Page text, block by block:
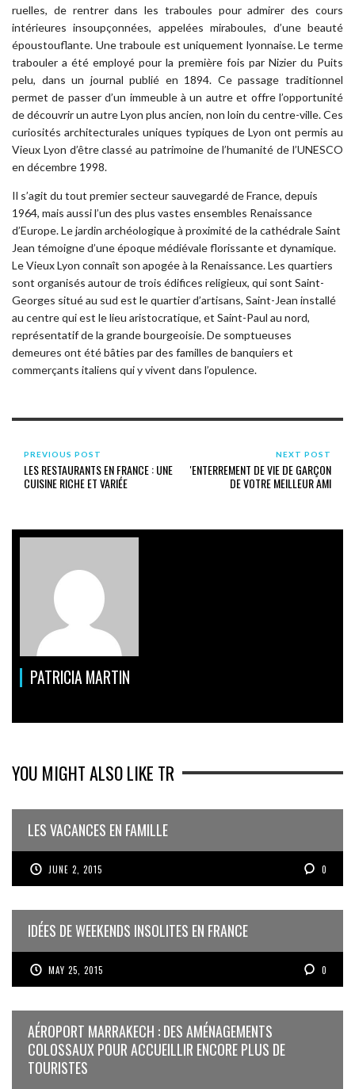
ruelles, de rentrer dans les traboules pour admirer des cours
intérieures insoupçonnées, appelées miraboules, d’une beauté
époustouflante. Une traboule est uniquement lyonnaise. Le terme
trabouler a été employé pour la première fois par Nizier du Puits
pelu, dans un journal publié en 1894. Ce passage traditionnel
permet de passer d’un immeuble à un autre et offre l’opportunité
de découvrir un autre Lyon plus ancien, non loin du centre-ville. Ces
curiosités architecturales uniques typiques de Lyon ont permis au
Vieux Lyon d’être classé au patrimoine de l’humanité de l’UNESCO
en décembre 1998.
Il s’agit du tout premier secteur sauvegardé de France, depuis
1964, mais aussi l’un des plus vastes ensembles Renaissance
d’Europe. Le jardin archéologique à proximité de la cathédrale Saint
Jean témoigne d’une époque médiévale florissante et dynamique.
Le Vieux Lyon connaît son apogée à la Renaissance. Les quartiers
sont organisés autour de trois édifices religieux, qui sont Saint-
Georges situé au sud est le quartier d’artisans, Saint-Jean installé
au centre qui est le lieu aristocratique, et Saint-Paul au nord,
représentatif de la grande bourgeoisie. De somptueuses
demeures ont été bâties par des familles de banquiers et
commerçants italiens qui y vivent dans l’opulence.
PREVIOUS POST
LES RESTAURANTS EN FRANCE : UNE
CUISINE RICHE ET VARIÉE
NEXT POST
'ENTERREMENT DE VIE DE GARÇON
DE VOTRE MEILLEUR AMI
PATRICIA MARTIN
YOU MIGHT ALSO LIKE TR
LES VACANCES EN FAMILLE
JUNE 2, 2015 0
IDÉES DE WEEKENDS INSOLITES EN FRANCE
MAY 25, 2015 0
AÉROPORT MARRAKECH : DES AMÉNAGEMENTS
COLOSSAUX POUR ACCUEILLIR ENCORE PLUS DE
TOURISTES